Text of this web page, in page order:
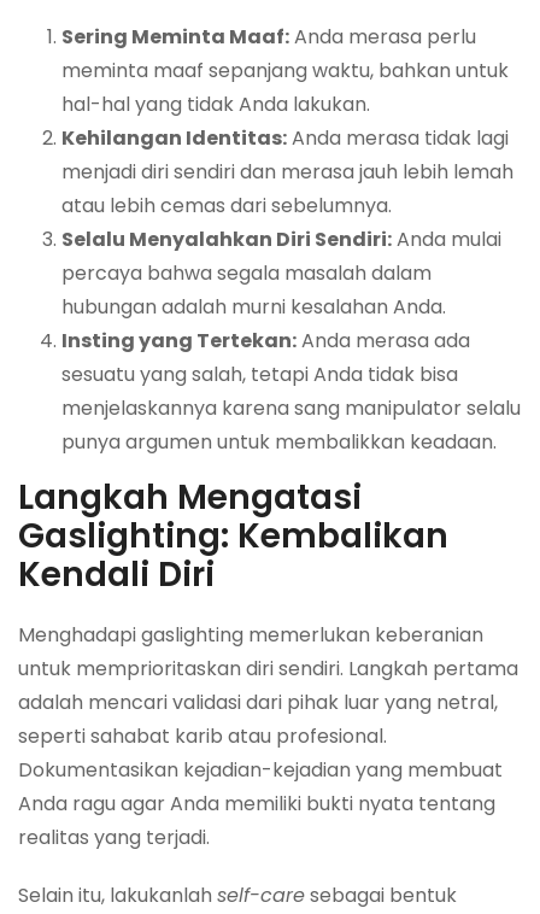
Sering Meminta Maaf:Anda merasa perlu
meminta maaf sepanjang waktu, bahkan untuk
hal-hal yang tidak Anda lakukan.
Kehilangan Identitas:Anda merasa tidak lagi
menjadi diri sendiri dan merasa jauh lebih lemah
atau lebih cemas dari sebelumnya.
Selalu Menyalahkan Diri Sendiri:Anda mulai
percaya bahwa segala masalah dalam
hubungan adalah murni kesalahan Anda.
Insting yang Tertekan:Anda merasa ada
sesuatu yang salah, tetapi Anda tidak bisa
menjelaskannya karena sang manipulator selalu
punya argumen untuk membalikkan keadaan.
Langkah Mengatasi
Gaslighting: Kembalikan
Kendali Diri
Menghadapi gaslighting memerlukan keberanian
untuk memprioritaskan diri sendiri. Langkah pertama
adalah mencari validasi dari pihak luar yang netral,
seperti sahabat karib atau profesional.
Dokumentasikan kejadian-kejadian yang membuat
Anda ragu agar Anda memiliki bukti nyata tentang
realitas yang terjadi.
Selain itu, lakukanlah self-caresebagai bentuk